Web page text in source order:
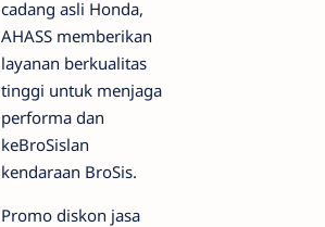
cadang asli Honda,
AHASS memberikan
layanan berkualitas
tinggi untuk menjaga
performa dan
keBroSislan
kendaraan BroSis.
Promo diskon jasa